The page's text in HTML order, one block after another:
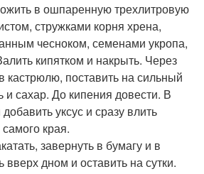
в ошпаренную трехлитровую
стружками корня хрена,
чесноком, семенами укропа,
кипятком и накрыть. Через
кастрюлю, поставить на сильный
и сахар. До кипения довести. В
уксус и сразу влить
края.
завернуть в бумагу и в
дном и оставить на сутки.